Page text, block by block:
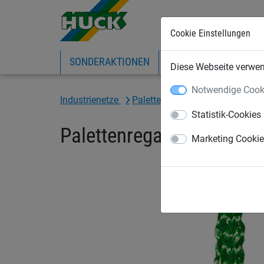
Cookie Einstellungen
Diese Webseite
Notwendige
Statistik-Cookies
Marketing
SONDERAKTIONEN EXPRESS-SHOP
Industrienetze Palettenregal-Sicherheitsnetze
Palettenregal-